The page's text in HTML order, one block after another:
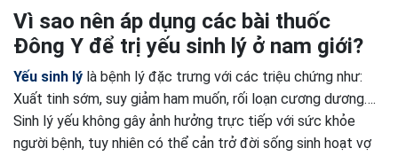
Vì sao nên áp dụng các bài thuốc
Đông Y để trị yếu sinh lý ở nam giới?
Yếu sinh lý là bệnh lý đặc trưng với các triệu chứng như:
Xuất tinh sớm, suy giảm ham muốn, rối loạn cương dương….
Sinh lý yếu không gây ảnh hưởng trực tiếp với sức khỏe
người bệnh, tuy nhiên có thể cản trở đời sống sinh hoạt vợ